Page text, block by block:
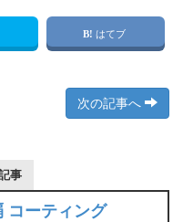
はてブ
次の記事へ
事
コーティング